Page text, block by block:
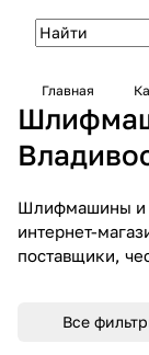
Главная
Шлифмашины и
интернет-
поставщики,
Все